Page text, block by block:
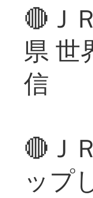
🔴Ｊ
県 世
信
🔴Ｊ
ップ